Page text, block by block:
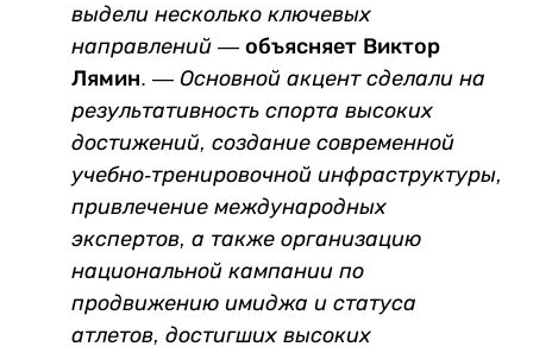
выдели несколько ключевых
направлений — объясняет Виктор
Лямин. — Основной акцент сделали на
результативность спорта высоких
достижений, создание современной
учебно-тренировочной инфраструктуры,
привлечение международных
экспертов, а также организацию
национальной кампании по
продвижению имиджа и статуса
атлетов, достигших высоких